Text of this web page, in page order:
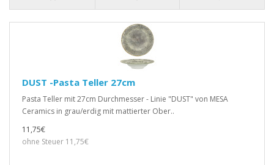
DUST -Pasta Teller 27cm
Pasta Teller mit 27cm Durchmesser - Linie "DUST" von MESA
Ceramics in grau/erdig mit mattierter Ober..
11,75€
ohne Steuer 11,75€